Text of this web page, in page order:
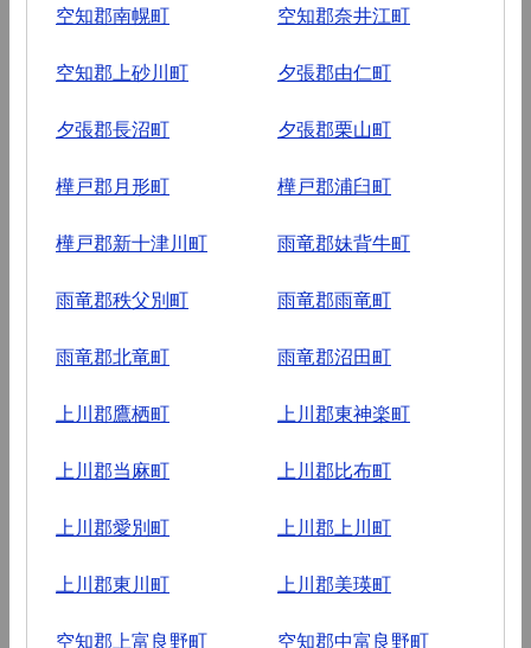
空知郡南幌町 空知郡奈井江町
空知郡上砂川町 夕張郡由仁町
夕張郡長沼町 夕張郡栗山町
樺戸郡月形町 樺戸郡浦臼町
樺戸郡新十津川町 雨竜郡妹背牛町
雨竜郡秩父別町 雨竜郡雨竜町
雨竜郡北竜町 雨竜郡沼田町
上川郡鷹栖町 上川郡東神楽町
上川郡当麻町 上川郡比布町
上川郡愛別町 上川郡上川町
上川郡東川町 上川郡美瑛町
空知郡上富良野町 空知郡中富良野町